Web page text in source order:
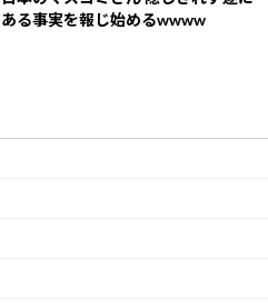
ある事実を報じ始めるwwww